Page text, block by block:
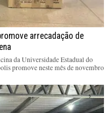
arrecadação de
da Universidade Estadual do
promove neste mês de novembro